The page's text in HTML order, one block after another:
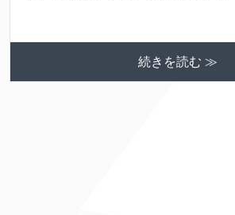
続きを読む ≫